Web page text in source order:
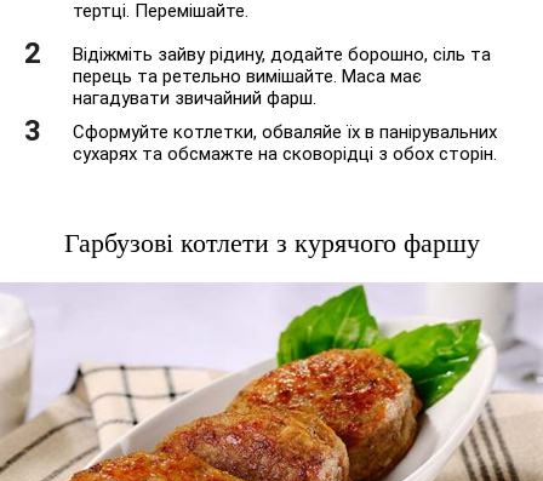
тертці. Перемішайте.
Відіжміть зайву рідину, додайте борошно, сіль та
перець та ретельно вимішайте. Маса має
нагадувати звичайний фарш.
Сформуйте котлетки, обваляйе їх в панірувальних
сухарях та обсмажте на сковорідці з обох сторін.
Гарбузові котлети з курячого фаршу